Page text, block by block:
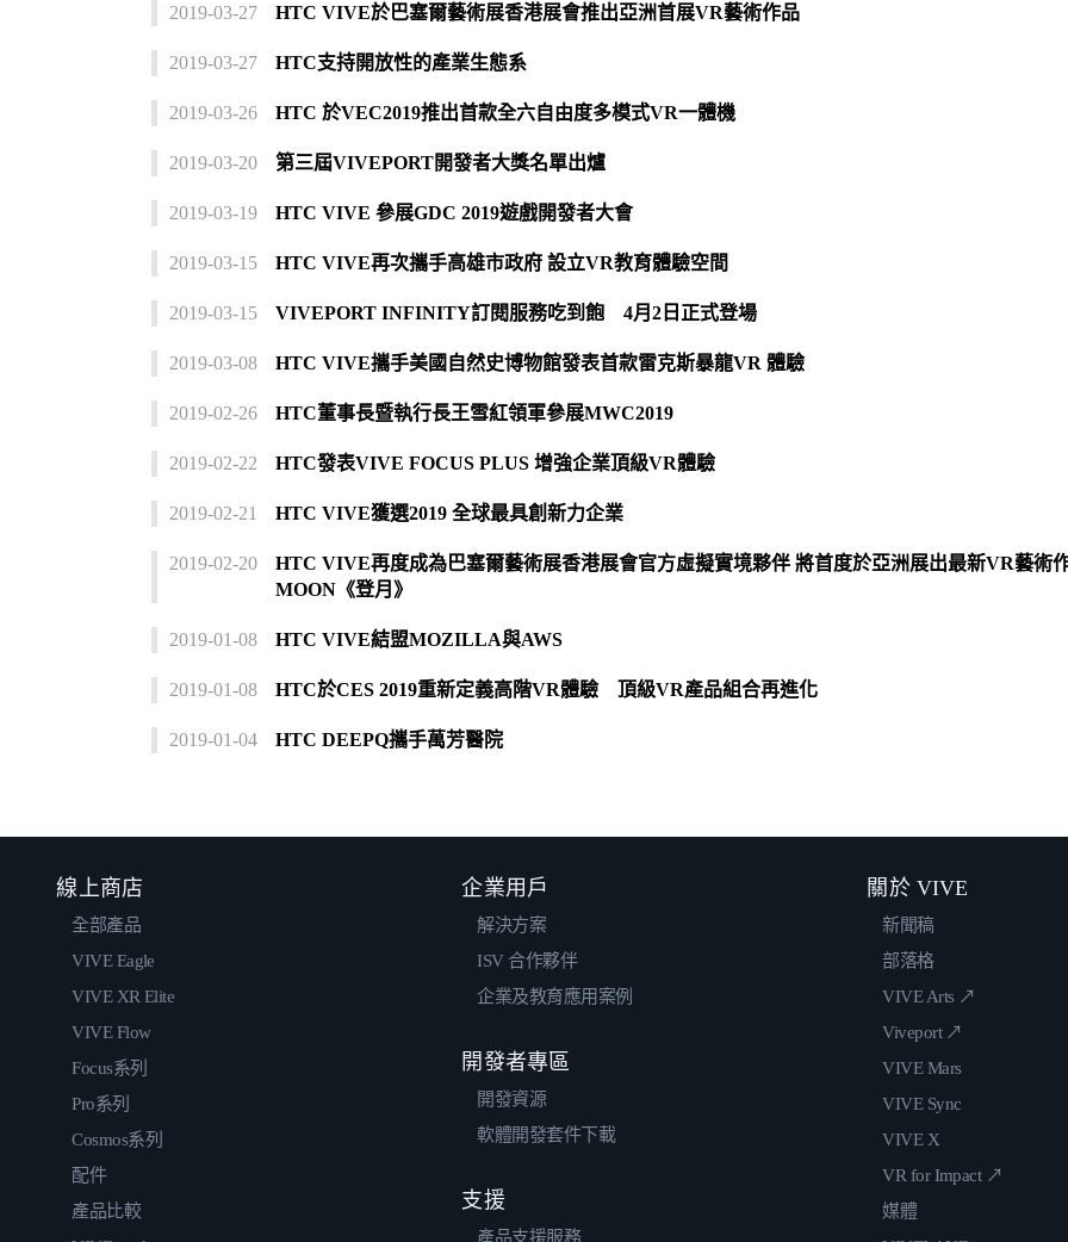
2019-03-27 HTC VIVE於巴塞爾藝術展香港展會推出亞洲首展VR藝術作品
2019-03-27 HTC支持開放性的產業生態系
2019-03-26 HTC 於VEC2019推出首款全六自由度多模式VR一體機
2019-03-20 第三屆VIVEPORT開發者大獎名單出爐
2019-03-19 HTC VIVE 參展GDC 2019遊戲開發者大會
2019-03-15 HTC VIVE再次攜手高雄市政府 設立VR教育體驗空間
2019-03-15 VIVEPORT INFINITY訂閱服務吃到飽 4月2日正式登場
2019-03-08 HTC VIVE攜手美國自然史博物館發表首款雷克斯暴龍VR 體驗
2019-02-26 HTC董事長暨執行長王雪紅領軍參展MWC2019
2019-02-22 HTC發表VIVE FOCUS PLUS 增強企業頂級VR體驗
2019-02-21 HTC VIVE獲選2019 全球最具創新力企業
2019-02-20
HTC VIVE再度成為巴塞爾藝術展香港展會官方虛擬實境夥伴 將首度於亞洲展出最新VR藝術
MOON《登月》
2019-01-08 HTC VIVE結盟MOZILLA與AWS
2019-01-08 HTC於CES 2019重新定義高階VR體驗 頂級VR產品組合再進化
2019-01-04 HTC DEEPQ攜手萬芳醫院
線上商店
全部產品
VIVE Eagle
VIVE XR Elite
VIVE Flow
Focus系列
Pro系列
Cosmos系列
配件
產品比較
企業用戶
解決方案
ISV 合作夥伴
企業及教育應用案例
開發者專區
開發資源
軟體開發套件下載
支援
產品支援服務
關於 VIVE
新聞稿
部落格
VIVE Arts ↗
Viveport ↗
VIVE Mars
VIVE Sync
VIVE X
VR for Impact ↗
媒體